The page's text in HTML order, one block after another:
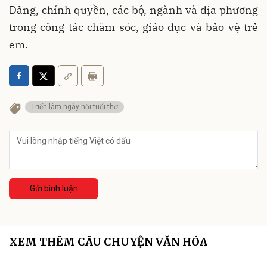
Đảng, chính quyền, các bộ, ngành và địa phương
trong công tác chăm sóc, giáo dục và bảo vệ trẻ
em.
Triển lãm ngày hội tuổi thơ
Gửi bình luận
XEM THÊM CÂU CHUYỆN VĂN HÓA